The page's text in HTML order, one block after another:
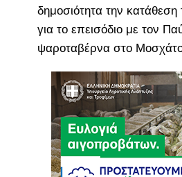
δημοσιότητα την κατάθεση
για το επεισόδιο με τον
ψαροταβέρνα στο